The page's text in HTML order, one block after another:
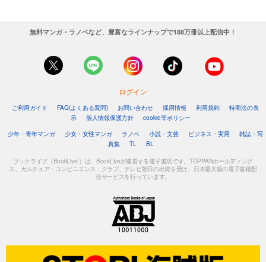
無料マンガ・ラノベなど、豊富なラインナップで188万冊以上配信中！
ログイン
ご利用ガイド FAQ(よくある質問) お問い合わせ 採用情報 利用規約
特商法の表
示
個人情報保護方針
cookie等ポリシー
少年・青年マンガ
少女・女性マンガ ラノベ 小説・文芸 ビジネス・実用
雑誌・写
真集
TL BL
ブックライブ（BookLive!）は、BookLiveが運営する電子書店です。TOPPANホールディング
ス、カルチュア・コンビニエンス・クラブ、テレビ朝日の出資を受け、日本最大級の電子書籍配
信サービスを行っています。